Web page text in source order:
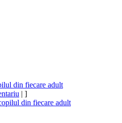
din fiecare adult
| ]